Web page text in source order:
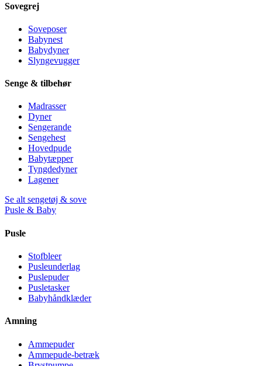
Sovegrej
Soveposer
Babynest
Babydyner
Slyngevugger
Senge & tilbehør
Madrasser
Dyner
Sengerande
Sengehest
Hovedpude
Babytæpper
Tyngdedyner
Lagener
Se alt sengetøj & sove
Pusle & Baby
Pusle
Stofbleer
Pusleunderlag
Puslepuder
Pusletasker
Babyhåndklæder
Amning
Ammepuder
Ammepude-betræk